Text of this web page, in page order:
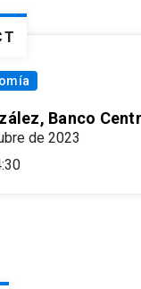
Banco
de 2023